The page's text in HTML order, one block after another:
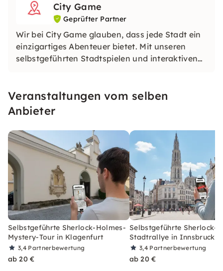
City Game
Geprüfter Partner
Wir bei City Game glauben, dass jede Stadt ein
einzigartiges Abenteuer bietet. Mit unseren
selbstgeführten Stadtspielen und interaktiven
entdecke versteckte Juwelen und lerne etwas
Neues, während du die Stadt erkundest.
Veranstaltungen vom selben
Anbieter
Selbstgeführte Sherlock-Holmes-
Mystery-Tour in Klagenfurt
3,4 Partnerbewertung
ab 20 €
Selbstgeführte Sherlock-
Stadtrallye in Innsbruck
3,4 Partnerbewertung
ab 20 €